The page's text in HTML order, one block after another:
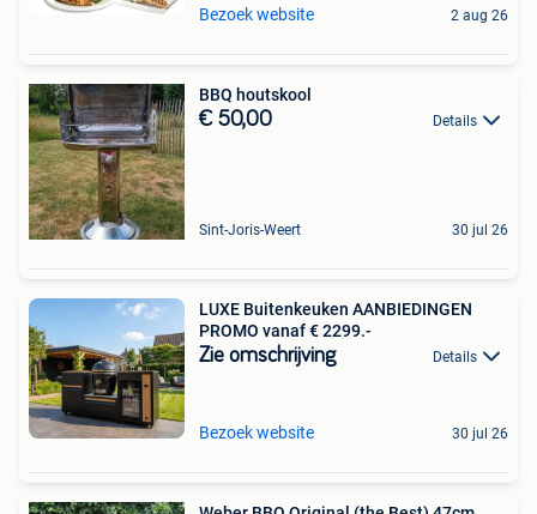
Bezoek website 2 aug 26
BBQ houtskool
€ 50,00 Details
Sint-Joris-Weert 30 jul 26
LUXE Buitenkeuken AANBIEDINGEN
PROMO vanaf € 2299.-
Zie omschrijving Details
Bezoek website 30 jul 26